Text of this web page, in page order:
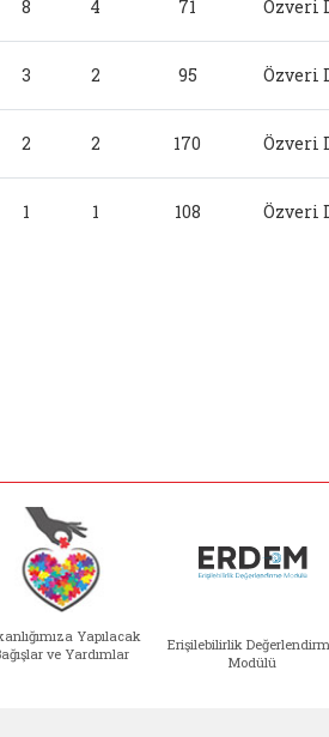
8 4 71 Özveri
3 2 95 Özveri
2 2 170 Özveri
1 1 108 Özveri
Yapılacak
ve Yardımlar
Erişilebilirlik
Modülü